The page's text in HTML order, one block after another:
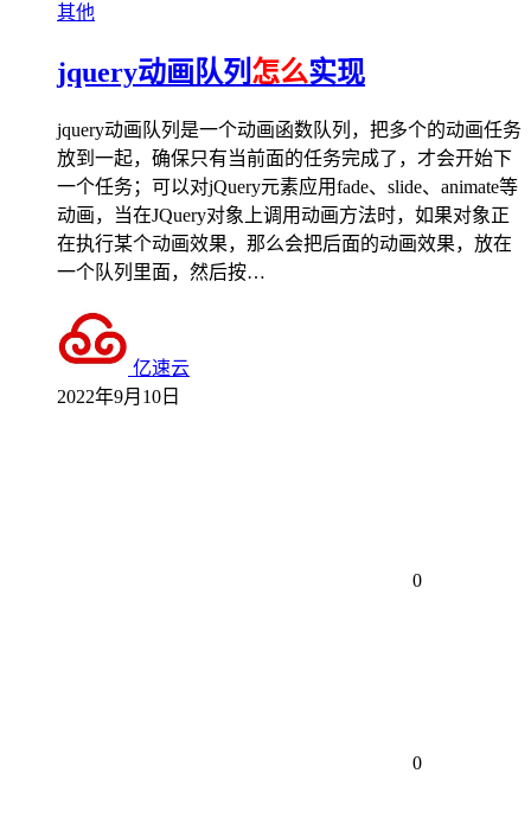
其他
jquery动画队列 怎么实现
jquery动画队列是一个动画函数队列，把多个的动画任务
放到一起，确保只有当前面的任务完成了，才会开始下
一个任务；可以对jQuery元素应用fade、slide、animate等
动画，当在JQuery对象上调用动画方法时，如果对象正
在执行某个动画效果，那么会把后面的动画效果，放在
一个队列里面，然后按…
亿速云
2022年9月10日
0
0